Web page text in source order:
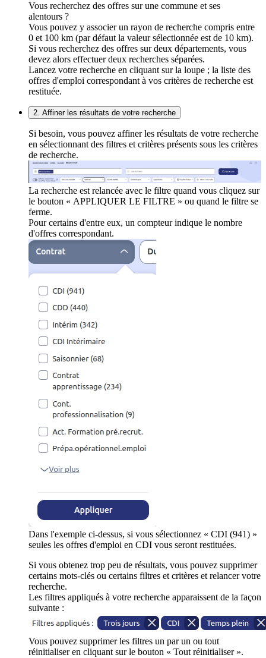
Vous recherchez des offres sur une commune et ses
alentours ?
Vous pouvez y associer un rayon de recherche compris entre
0 et 100 km (par défaut la valeur sélectionnée est de 10 km).
Si vous recherchez des offres sur deux départements, vous
devez alors effectuer deux recherches séparées.
Lancez votre recherche en cliquant sur la loupe ; la liste des
offres d'emploi correspondant à vos critères de recherche est
restituée.
2. Affiner les résultats de votre recherche
Si besoin, vous pouvez affiner les résultats de votre recherche
en sélectionnant des filtres et critères présents sous les critères
de recherche.
La recherche est relancée avec le filtre quand vous cliquez sur
le bouton « APPLIQUER LE FILTRE » ou quand le filtre se
ferme.
Pour certains d'entre eux, un compteur indique le nombre
d'offres correspondant.
Dans l'exemple ci-dessus, si vous sélectionnez « CDI (941) »
seules les offres d'emploi en CDI vous seront restituées.
Si vous obtenez trop peu de résultats, vous pouvez supprimer
certains mots-clés ou certains filtres et critères et relancer votre
recherche.
Les filtres appliqués à votre recherche apparaissent de la façon
suivante :
Vous pouvez supprimer les filtres un par un ou tout
réinitialiser en cliquant sur le bouton « Tout réinitialiser ».